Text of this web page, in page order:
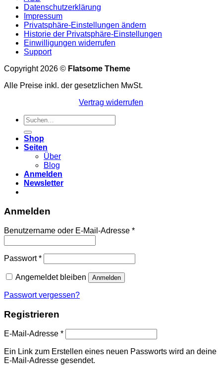
Datenschutzerklärung
Impressum
Privatsphäre-Einstellungen ändern
Historie der Privatsphäre-Einstellungen
Einwilligungen widerrufen
Support
Copyright 2026 © Flatsome Theme
Alle Preise inkl. der gesetzlichen MwSt.
Vertrag widerrufen
Suchen
nach:
Shop
Seiten
Über
Blog
Anmelden
Newsletter
Anmelden
Benutzername oder E-Mail-Adresse *Erforderlich
Passwort*Erforderlich
Angemeldet bleiben Anmelden
Passwort vergessen?
Registrieren
E-Mail-Adresse *Erforderlich
Ein Link zum Erstellen eines neuen Passworts wird an deine
E-Mail-Adresse gesendet.